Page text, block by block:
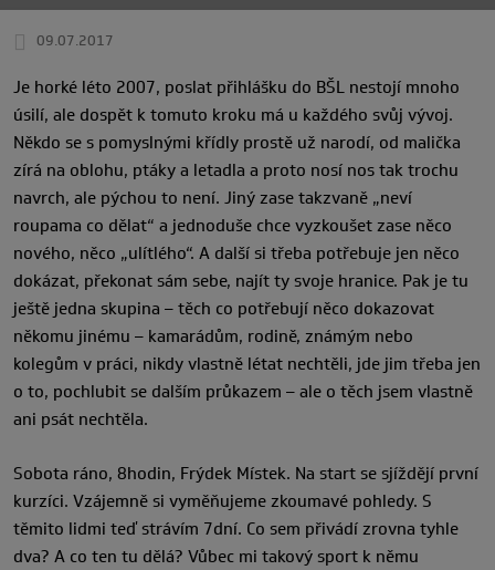
09.07.2017
Je horké léto 2007, poslat přihlášku do BŠL nestojí mnoho
úsilí, ale dospět k tomuto kroku má u každého svůj vývoj.
Někdo se s pomyslnými křídly prostě už narodí, od malička
zírá na oblohu, ptáky a letadla a proto nosí nos tak trochu
navrch, ale pýchou to není. Jiný zase takzvaně „neví
roupama co dělat“ a jednoduše chce vyzkoušet zase něco
nového, něco „ulítlého“. A další si třeba potřebuje jen něco
dokázat, překonat sám sebe, najít ty svoje hranice. Pak je tu
ještě jedna skupina – těch co potřebují něco dokazovat
někomu jinému – kamarádům, rodině, známým nebo
kolegům v práci, nikdy vlastně létat nechtěli, jde jim třeba jen
o to, pochlubit se dalším průkazem – ale o těch jsem vlastně
ani psát nechtěla.
Sobota ráno, 8hodin, Frýdek Místek. Na start se sjíždějí první
kurzíci. Vzájemně si vyměňujeme zkoumavé pohledy. S
těmito lidmi teď strávím 7dní. Co sem přivádí zrovna tyhle
dva? A co ten tu dělá? Vůbec mi takový sport k němu